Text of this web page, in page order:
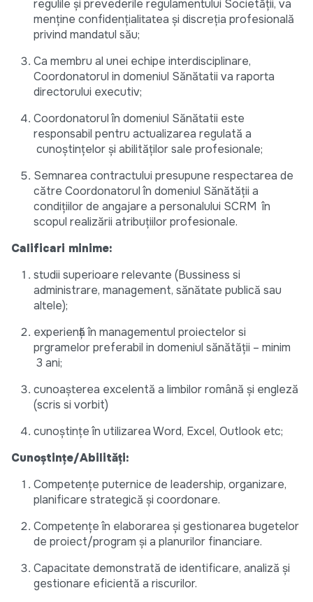
regulile şi prevederile regulamentului Societății, va
menţine confidenţialitatea şi discreţia profesională
privind mandatul său;
Ca membru al unei echipe interdisciplinare,
Coordonatorul in domeniul Sănătatii va raporta
directorului executiv;
Coordonatorul în domeniul Sănătatii este
responsabil pentru actualizarea regulată a
cunoștințelor și abilităților sale profesionale;
Semnarea contractului presupune respectarea de
către Coordonatorul în domeniul Sănătății a
condițiilor de angajare a personalului SCRM în
scopul realizării atribuţiilor profesionale.
Calificari minime:
studii superioare relevante (Bussiness si
administrare, management, sănătate publică sau
altele);
experiență în managementul proiectelor si
prgramelor preferabil in domeniul sănătății – minim
3 ani;
cunoașterea excelentă a limbilor română și engleză
(scris si vorbit)
cunoştinţe în utilizarea Word, Excel, Outlook etc;
Cunoştinţe/Abilităţi:
Competențe puternice de leadership, organizare,
planificare strategică și coordonare.
Competențe în elaborarea și gestionarea bugetelor
de proiect/program și a planurilor financiare.
Capacitate demonstrată de identificare, analiză și
gestionare eficientă a riscurilor.